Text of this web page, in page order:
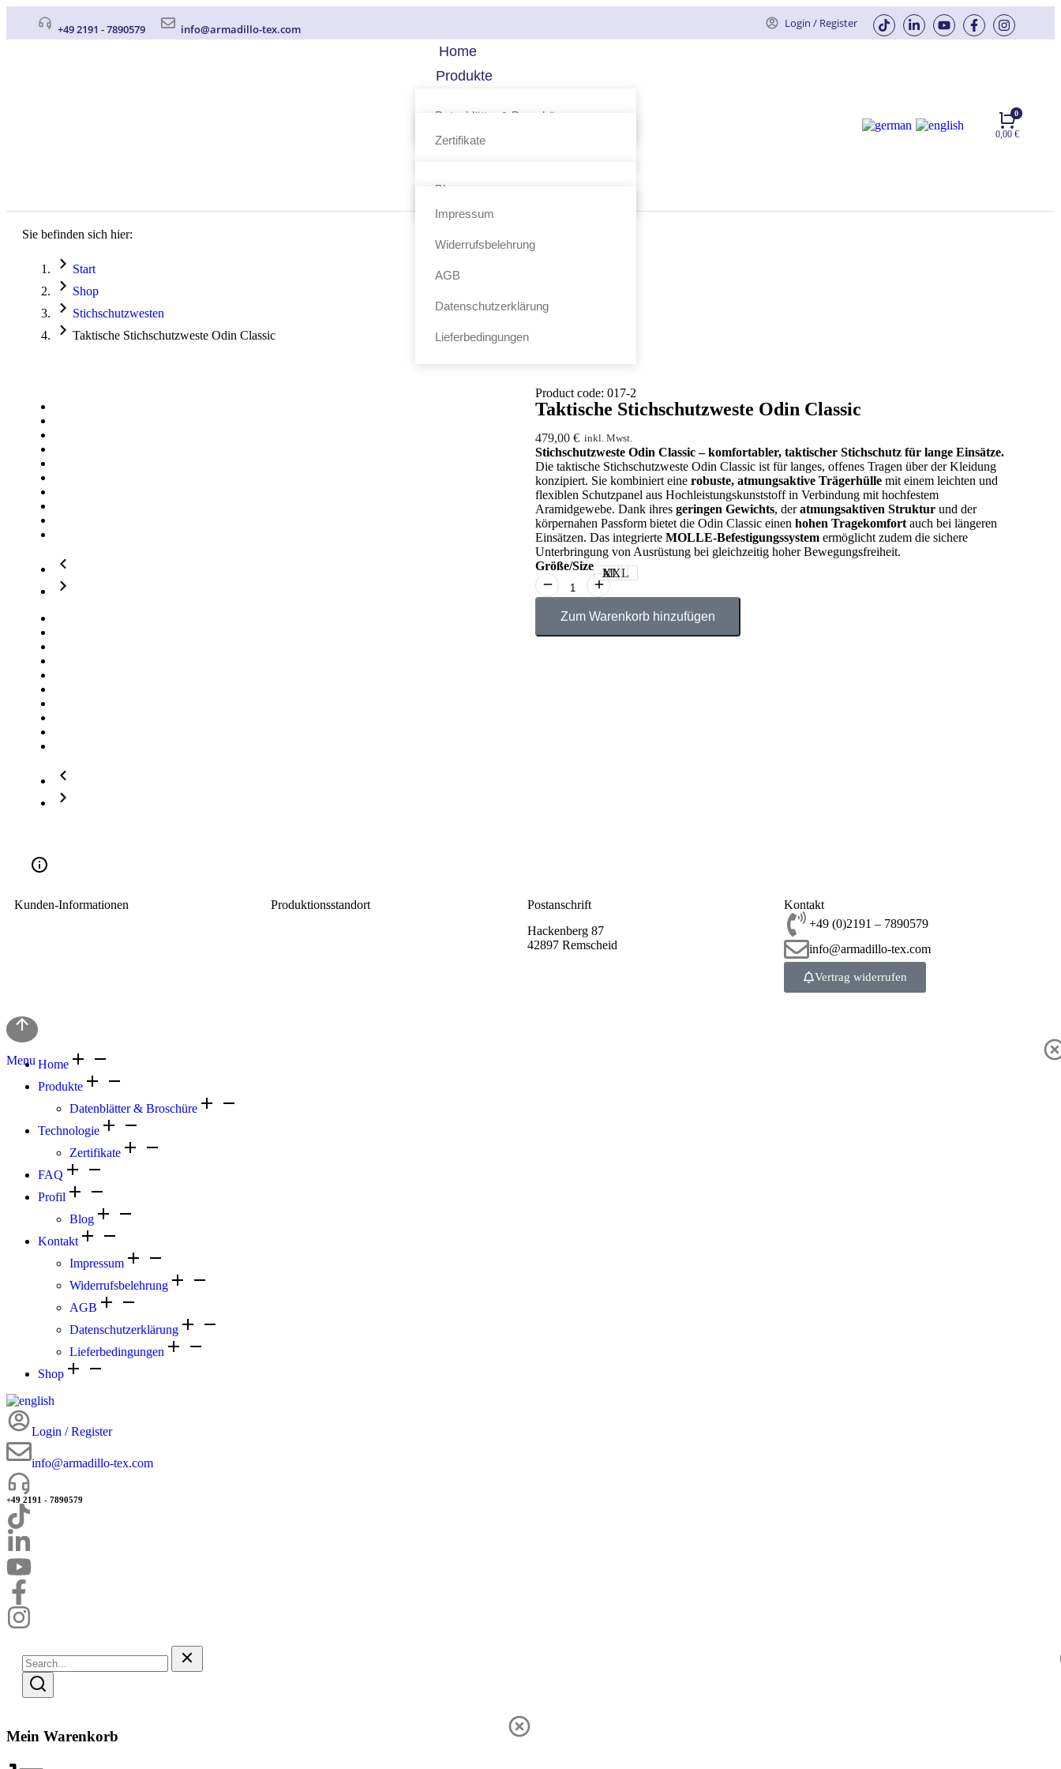
+49 2191 - 7890579 info@armadillo-tex.com Login / Register
Home
Produkte
Datenblätter & Broschüre
Zertifikate
Profil
Blog
Impressum
Widerrufsbelehrung
AGB
Datenschutzerklärung
Lieferbedingungen
0,00€
Sie befinden sich hier:
Start
Shop
Stichschutzwesten
Taktische Stichschutzweste Odin Classic
Product code: 017-2
Taktische Stichschutzweste Odin Classic
479,00 € inkl. Mwst.
Stichschutzweste Odin Classic – komfortabler, taktischer Stichschutz für lange Einsätze.
Die taktische Stichschutzweste Odin Classic ist für langes, offenes Tragen über der Kleidung
konzipiert. Sie kombiniert eine robuste, atmungsaktive Trägerhülle mit einem leichten und
flexiblen Schutzpanel aus Hochleistungskunststoff in Verbindung mit hochfestem
Aramidgewebe. Dank ihres geringen Gewichts, deratmungsaktiven Struktur und der
körpernahen Passform bietet die Odin Classic einen hohen Tragekomfort auch bei längeren
Einsätzen. Das integrierte MOLLE-Befestigungssystem ermöglicht zudem die sichere
Unterbringung von Ausrüstung bei gleichzeitig hoher Bewegungsfreiheit.
Größe/Size
M
L
XL
XXL
Zum Warenkorb hinzufügen
Kunden-Informationen
Produktionsstandort
Postanschrift
Hackenberg 87
42897 Remscheid
Kontakt
+49 (0)2191 – 7890579
info@armadillo-tex.com
Vertrag widerrufen
Menu Home
Produkte
Datenblätter & Broschüre
Technologie
Zertifikate
FAQ
Profil
Blog
Kontakt
Impressum
Widerrufsbelehrung
AGB
Datenschutzerklärung
Lieferbedingungen
Shop
Login / Register
info@armadillo-tex.com
+49 2191 - 7890579
Mein Warenkorb